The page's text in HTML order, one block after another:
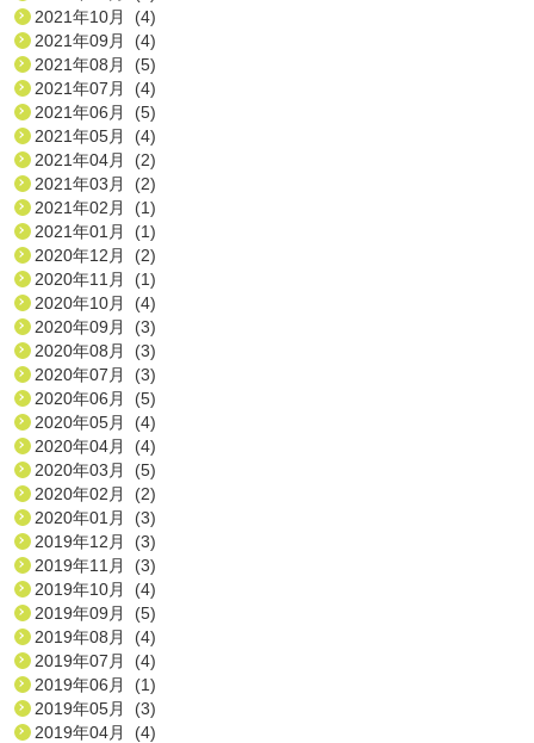
2021年10月 (4)
2021年09月 (4)
2021年08月 (5)
2021年07月 (4)
2021年06月 (5)
2021年05月 (4)
2021年04月 (2)
2021年03月 (2)
2021年02月 (1)
2021年01月 (1)
2020年12月 (2)
2020年11月 (1)
2020年10月 (4)
2020年09月 (3)
2020年08月 (3)
2020年07月 (3)
2020年06月 (5)
2020年05月 (4)
2020年04月 (4)
2020年03月 (5)
2020年02月 (2)
2020年01月 (3)
2019年12月 (3)
2019年11月 (3)
2019年10月 (4)
2019年09月 (5)
2019年08月 (4)
2019年07月 (4)
2019年06月 (1)
2019年05月 (3)
2019年04月 (4)